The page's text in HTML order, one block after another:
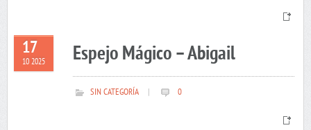
17
10 2025 Espejo Mágico – Abigail
SIN CATEGORÍA 0